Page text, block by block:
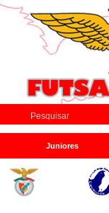
Pesquisar
Juniores